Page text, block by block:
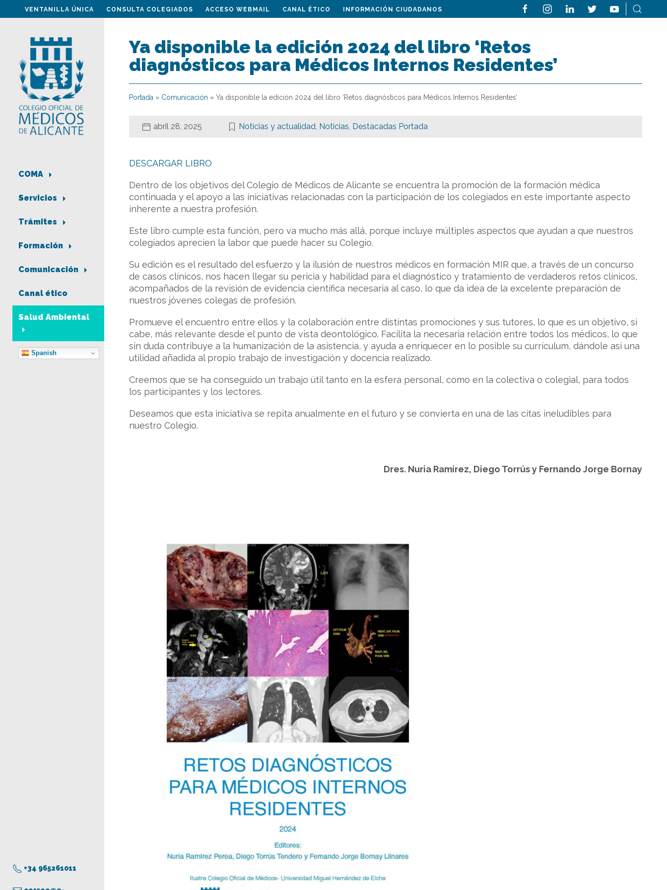
VENTANILLA ÚNICA CONSULTA COLEGIADOS ACCESO WEBMAIL CANAL ÉTICO INFORMACIÓN CIUDADANOS
COMA
Servicios
Trámites
Formación
Comunicación
Canal ético
Salud Ambiental
Spanish
+34 965261011
Ya disponible la edición 2024 del libro ‘Retos
diagnósticos para Médicos Internos Residentes’
Portada » Comunicación » Ya disponible la edición 2024 del libro ‘Retos diagnósticos para Médicos Internos Residentes’
abril 28, 2025 Noticias y actualidad, Noticias, Destacadas Portada
DESCARGAR LIBRO
Dentro de los objetivos del Colegio de Médicos de Alicante se encuentra la promoción de la formación médica
continuada y el apoyo a las iniciativas relacionadas con la participación de los colegiados en este importante aspecto
inherente a nuestra profesión.
Este libro cumple esta función, pero va mucho más allá, porque incluye múltiples aspectos que ayudan a que nuestros
colegiados aprecien la labor que puede hacer su Colegio.
Su edición es el resultado del esfuerzo y la ilusión de nuestros médicos en formación MIR que, a través de un concurso
de casos clínicos, nos hacen llegar su pericia y habilidad para el diagnóstico y tratamiento de verdaderos retos clínicos,
acompañados de la revisión de evidencia científica necesaria al caso, lo que da idea de la excelente preparación de
nuestros jóvenes colegas de profesión.
Promueve el encuentro entre ellos y la colaboración entre distintas promociones y sus tutores, lo que es un objetivo, si
cabe, más relevante desde el punto de vista deontológico. Facilita la necesaria relación entre todos los médicos, lo que
sin duda contribuye a la humanización de la asistencia, y ayuda a enriquecer en lo posible su currículum, dándole así una
utilidad añadida al propio trabajo de investigación y docencia realizado.
Creemos que se ha conseguido un trabajo útil tanto en la esfera personal, como en la colectiva o colegial, para todos
los participantes y los lectores.
Deseamos que esta iniciativa se repita anualmente en el futuro y se convierta en una de las citas ineludibles para
nuestro Colegio.
Dres. Nuria Ramírez, Diego Torrús y Fernando Jorge Bornay